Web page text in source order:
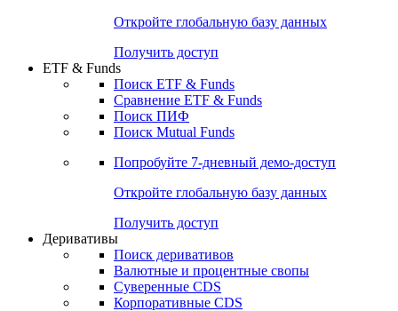
Откройте глобальную базу данных
Получить доступ
ETF & Funds
Поиск ETF & Funds
Сравнение ETF & Funds
Поиск ПИФ
Поиск Mutual Funds
Попробуйте 7-дневный демо-доступ
Откройте глобальную базу данных
Получить доступ
Деривативы
Поиск деривативов
Валютные и процентные свопы
Суверенные CDS
Корпоративные CDS